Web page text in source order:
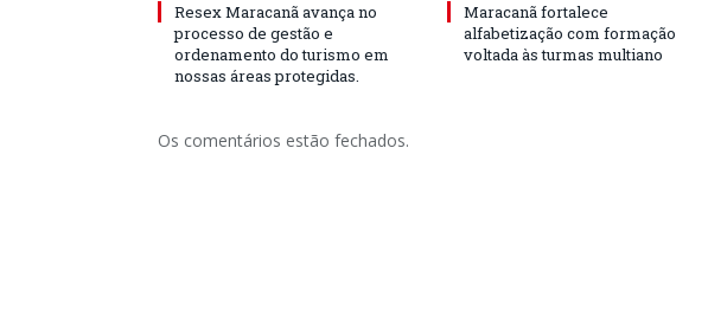
Resex Maracanã avança no
processo de gestão e
ordenamento do turismo em
nossas áreas protegidas.
Maracanã fortalece
alfabetização com formação
voltada às turmas multiano
Os comentários estão fechados.